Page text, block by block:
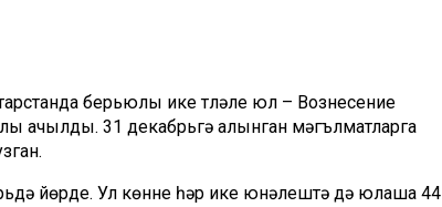
берьюлы ике түләүле юл – Вознесение
ачылды. 31 декабрьгә алынган мәгълүматларга
йөрде. Ул көнне һәр ике юнәлештә дә юлаша 44